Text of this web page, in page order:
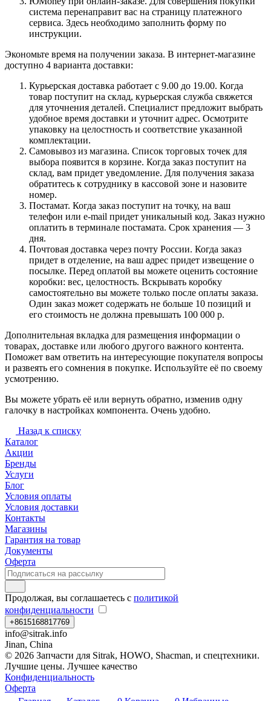
система перенаправит вас на страницу платежного
сервиса. Здесь необходимо заполнить форму по
инструкции.
Экономьте время на получении заказа. В интернет-магазине
доступно 4 варианта доставки:
Курьерская доставка работает с 9.00 до 19.00. Когда
товар поступит на склад, курьерская служба свяжется
для уточнения деталей. Специалист предложит выбрать
удобное время доставки и уточнит адрес. Осмотрите
упаковку на целостность и соответствие указанной
комплектации.
Самовывоз из магазина. Список торговых точек для
выбора появится в корзине. Когда заказ поступит на
склад, вам придет уведомление. Для получения заказа
обратитесь к сотруднику в кассовой зоне и назовите
номер.
Постамат. Когда заказ поступит на точку, на ваш
телефон или e-mail придет уникальный код. Заказ нужно
оплатить в терминале постамата. Срок хранения — 3
дня.
Почтовая доставка через почту России. Когда заказ
придет в отделение, на ваш адрес придет извещение о
посылке. Перед оплатой вы можете оценить состояние
коробки: вес, целостность. Вскрывать коробку
самостоятельно вы можете только после оплаты заказа.
Один заказ может содержать не больше 10 позиций и
его стоимость не должна превышать 100 000 р.
Дополнительная вкладка для размещения информации о
товарах, доставке или любого другого важного контента.
Поможет вам ответить на интересующие покупателя вопросы
и развеять его сомнения в покупке. Используйте её по своему
усмотрению.
Вы можете убрать её или вернуть обратно, изменив одну
галочку в настройках компонента. Очень удобно.
Назад к списку
Каталог
Акции
Бренды
Услуги
Блог
Условия оплаты
Условия доставки
Контакты
Магазины
Гарантия на товар
Документы
Оферта
Продолжая, вы соглашаетесь с политикой
конфиденциальности
+8615168817769
info@sitrak.info
Jinan, China
© 2026 Запчасти для Sitrak, HOWO, Shacman, и спецтехники.
Лучшие цены. Лучшее качество
Конфиденциальность
Оферта